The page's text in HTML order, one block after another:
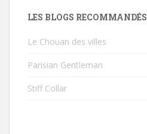
LES BLOGS RECOMMANDÉS
Le Chouan des villes
Parisian Gentleman
Stiff Collar